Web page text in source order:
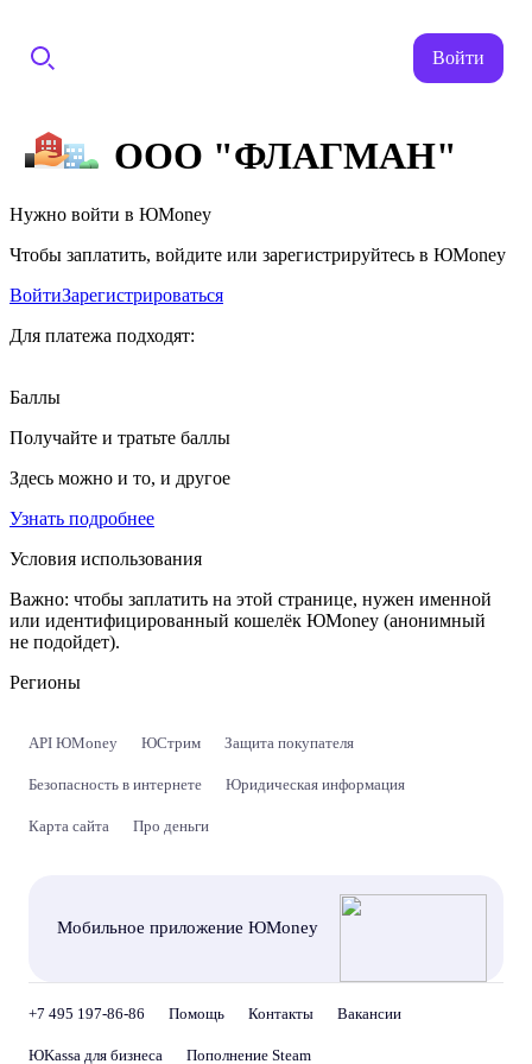
Войти
ООО "ФЛАГМАН"
Нужно войти в ЮMoney
Чтобы заплатить, войдите или зарегистрируйтесь в ЮMoney
ВойтиЗарегистрироваться
Для платежа подходят:
Баллы
Получайте и тратьте баллы
Здесь можно и то, и другое
Узнать подробнее
Условия использования
Важно: чтобы заплатить на этой странице, нужен именной
или идентифицированный кошелёк ЮMoney (анонимный
не подойдет).
Регионы
API ЮMoney ЮСтрим Защита покупателя
Безопасность в интернете Юридическая информация
Карта сайта Про деньги
Мобильное приложение ЮMoney
+7 495 197-86-86 Помощь Контакты Вакансии
ЮKassa для бизнеса Пополнение Steam